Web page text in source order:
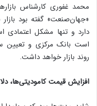
محمد غفوری کارشناس
«جهان‌صنعت» گفته بود
دارد و تنها مشکل
است بانک مرکزی و تعیین
روند بازار خواهد داشت.
افزایش قیمت کامودیتی‌ها،